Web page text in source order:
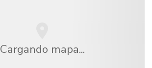
Cargando mapa...